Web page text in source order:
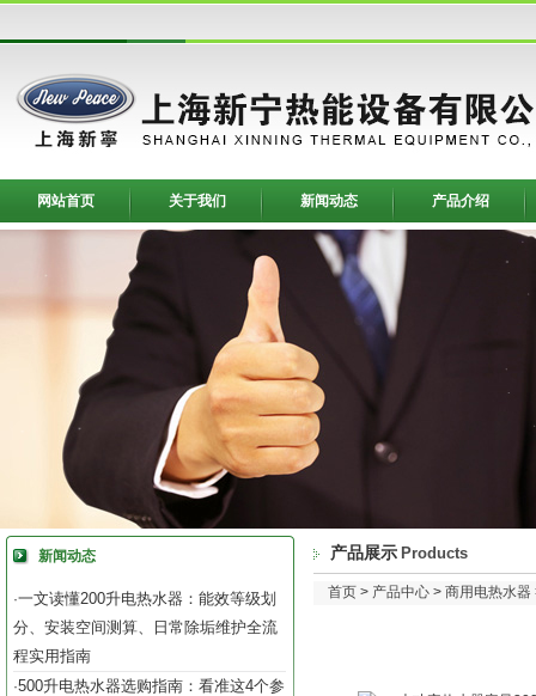
网站首页 关于我们 新闻动态 产品介绍
新闻动态
·一文读懂200升电热水器：能效等级划
分、安装空间测算、日常除垢维护全流
程实用指南
·500升电热水器选购指南：看准这4个参
产品展示 Products
首页 > 产品中心 > 商用电热水器